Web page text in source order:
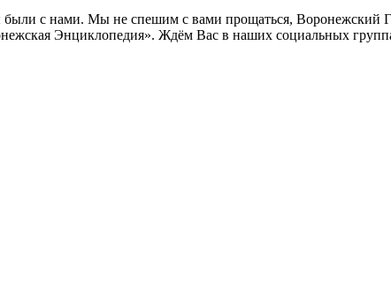
были с нами. Мы не спешим с вами прощаться, Воронежский
Энциклопедия». Ждём Вас в наших социальных